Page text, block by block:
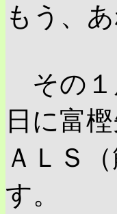
もう、
その１
日に富
ＡＬＳ
す。